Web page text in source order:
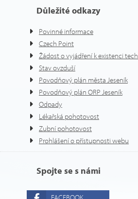
Důležité odkazy
Povinné informace
Czech Point
Žádost o vyjádření k existenci
Stav ovzduší
Povodňový plán města Jeseník
Povodňový plán ORP Jeseník
Odpady
Lékařská pohotovost
Zubní pohotovost
Prohlášení o přístupnosti webu
Spojte se s námi